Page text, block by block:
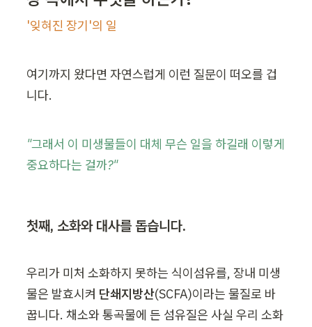
'잊혀진 장기'의 일
여기까지 왔다면 자연스럽게 이런 질문이 떠오를 겁
니다.
"그래서 이 미생물들이 대체 무슨 일을 하길래 이렇게
중요하다는 걸까?"
첫째, 소화와 대사를 돕습니다.
우리가 미처 소화하지 못하는 식이섬유를, 장내 미생
물은 발효시켜 단쇄지방산(SCFA)이라는 물질로 바
꿉니다. 채소와 통곡물에 든 섬유질은 사실 우리 소화